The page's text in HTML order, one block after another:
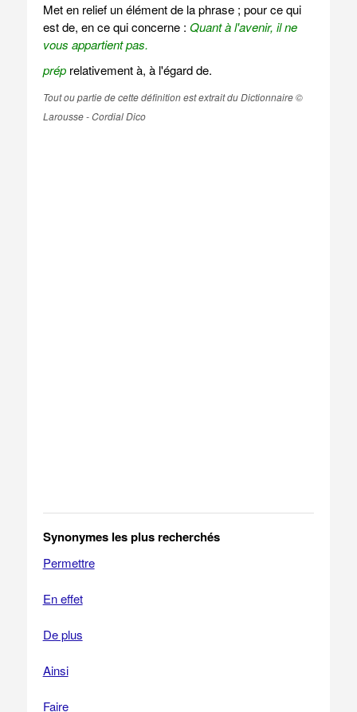
Met en relief un élément de la phrase ; pour ce qui
est de, en ce qui concerne : Quant à l'avenir, il ne
vous appartient pas.
préprelativement à, à l'égard de.
Tout ou partie de cette définition est extrait du Dictionnaire ©
Larousse - Cordial Dico
Synonymes les plus recherchés
Permettre
En effet
De plus
Ainsi
Faire